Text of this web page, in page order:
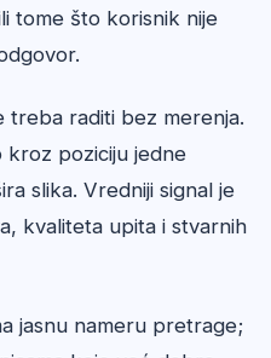
tome što korisnik nije
treba raditi bez merenja.
kroz poziciju jedne
slika. Vredniji signal je
kvaliteta upita i stvarnih
jasnu nameru pretrage;